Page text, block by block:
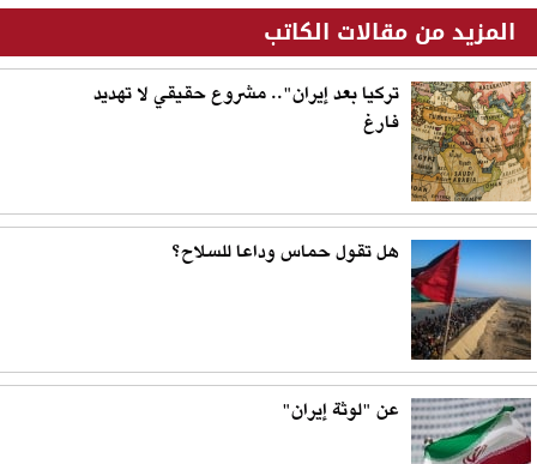
المزيد من مقالات الكاتب
تركيا بعد إيران".. مشروع حقيقي لا تهديد
فارغ
هل تقول حماس وداعا للسلاح؟
عن "لوثة إيران"